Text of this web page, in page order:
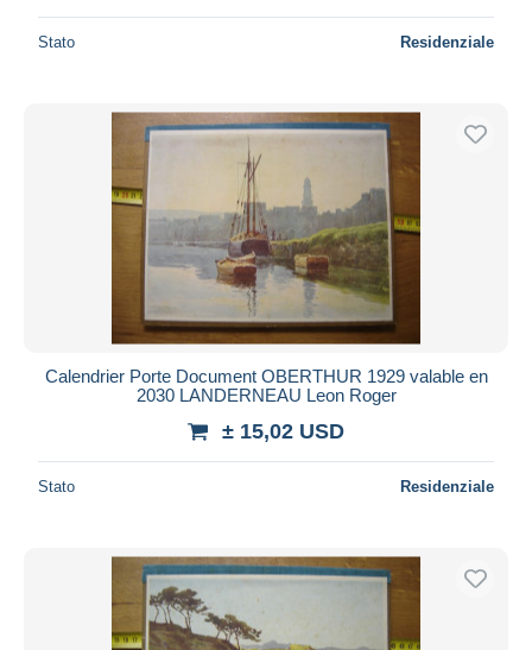
Stato Residenziale
Calendrier Porte Document OBERTHUR 1929 valable en
2030 LANDERNEAU Leon Roger
± 15,02 USD
Stato Residenziale